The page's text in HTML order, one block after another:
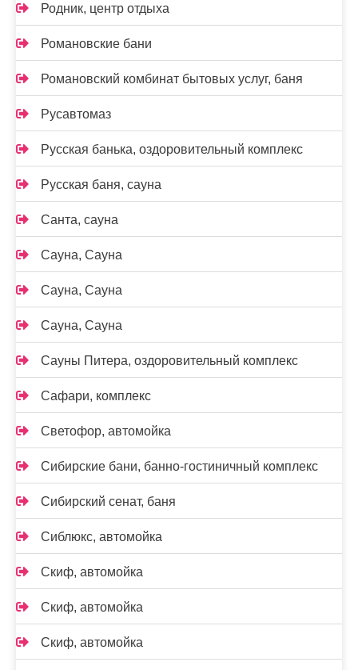
Родник, центр отдыха
Романовские бани
Романовский комбинат бытовых услуг, баня
Русавтомаз
Русская банька, оздоровительный комплекс
Русская баня, сауна
Санта, сауна
Сауна, Сауна
Сауна, Сауна
Сауна, Сауна
Сауны Питера, оздоровительный комплекс
Сафари, комплекс
Светофор, автомойка
Сибирские бани, банно-гостиничный комплекс
Сибирский сенат, баня
Сиблюкс, автомойка
Скиф, автомойка
Скиф, автомойка
Скиф, автомойка